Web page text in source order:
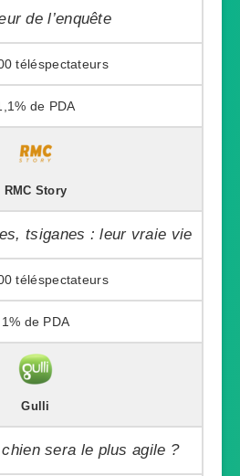
de l’enquête
RMC Story
tsiganes : leur vraie vie
1%
Gulli
chien sera le plus agile ?